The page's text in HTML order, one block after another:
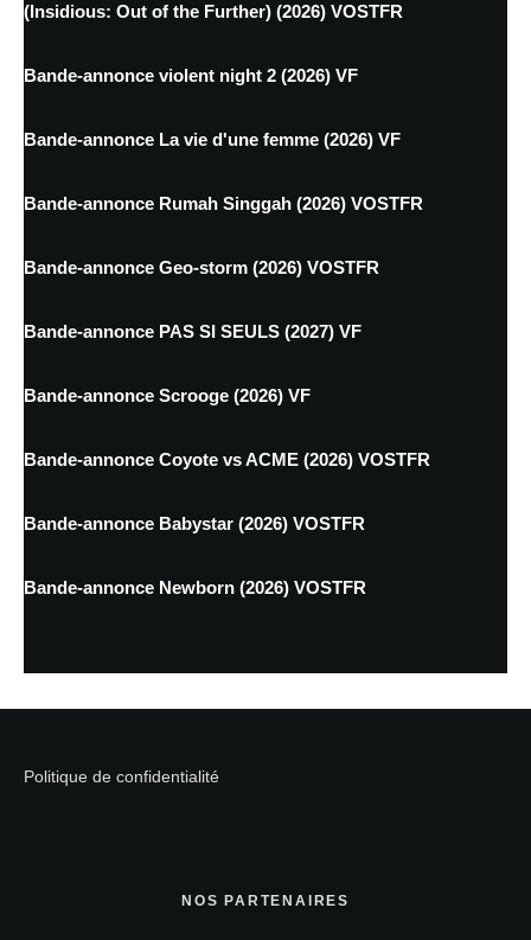
(Insidious: Out of the Further) (2026) VOSTFR
Bande-annonce violent night 2 (2026) VF
Bande-annonce La vie d'une femme (2026) VF
Bande-annonce Rumah Singgah (2026) VOSTFR
Bande-annonce Geo-storm (2026) VOSTFR
Bande-annonce PAS SI SEULS (2027) VF
Bande-annonce Scrooge (2026) VF
Bande-annonce Coyote vs ACME (2026) VOSTFR
Bande-annonce Babystar (2026) VOSTFR
Bande-annonce Newborn (2026) VOSTFR
Politique de confidentialité
NOS PARTENAIRES